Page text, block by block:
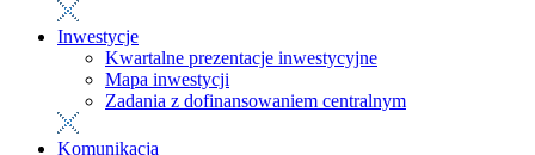
Inwestycje
Kwartalne prezentacje inwestycyjne
Mapa inwestycji
Zadania z dofinansowaniem centralnym
Komunikacja